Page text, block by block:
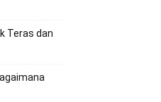
Teras dan